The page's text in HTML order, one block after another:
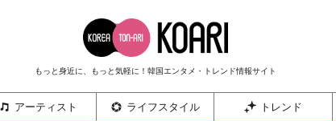
もっと身近に、もっと気軽に！韓国エンタメ・トレンド情報サイト
アーティスト ライフスタイル トレンド